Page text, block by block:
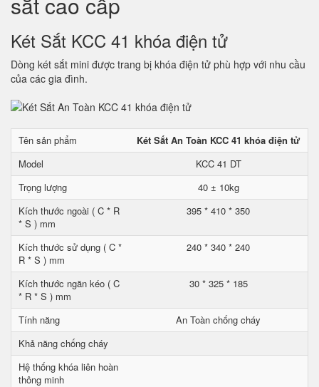
Két Sắt KCC 41 khóa điện tử
Dòng két sắt mini được trang bị khóa điện tử phù hợp với nhu cầu
của các gia đình.
Tên sản phẩm
Két Sắt An Toàn KCC 41 khóa điện tử
Model
KCC 41 DT
Trọng lượng
40 ± 10kg
Kích thước ngoài ( C * R
* S ) mm
395 * 410 * 350
Kích thước sử dụng ( C *
R * S ) mm
240 * 340 * 240
Kích thước ngăn kéo ( C
* R * S ) mm
30 * 325 * 185
Tính năng
An Toàn chống cháy
Khả năng chống cháy
Hệ thống khóa liên hoàn
thông minh